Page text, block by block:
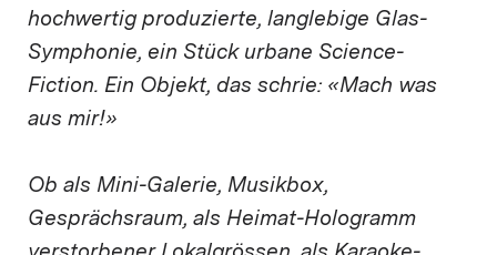
hochwertig produzierte, langlebige Glas-
Symphonie, ein Stück urbane Science-
Fiction. Ein Objekt, das schrie: «Mach was
aus mir!»
Ob als Mini-Galerie, Musikbox,
Gesprächsraum, als Heimat-Hologramm